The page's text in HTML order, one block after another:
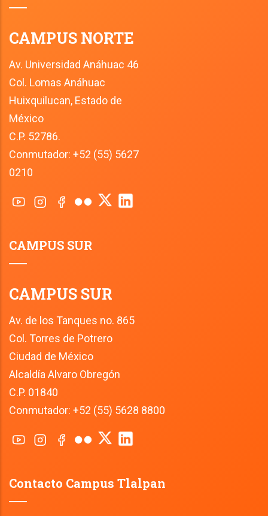
CAMPUS NORTE
Av. Universidad Anáhuac 46
Col. Lomas Anáhuac
Huixquilucan, Estado de
México
C.P. 52786.
Conmutador: +52 (55) 5627
0210
CAMPUS SUR
CAMPUS SUR
Av. de los Tanques no. 865
Col. Torres de Potrero
Ciudad de México
Alcaldía Alvaro Obregón
C.P. 01840
Conmutador: +52 (55) 5628 8800
Contacto Campus Tlalpan